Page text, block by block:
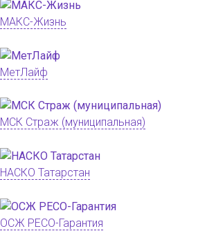
МАКС-Жизнь
МетЛайф
МСК Страж (муниципальная)
НАСКО Татарстан
ОСЖ РЕСО-Гарантия